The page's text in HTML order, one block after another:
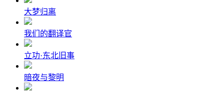
大梦归离
我们的翻译官
立功·东北旧事
暗夜与黎明